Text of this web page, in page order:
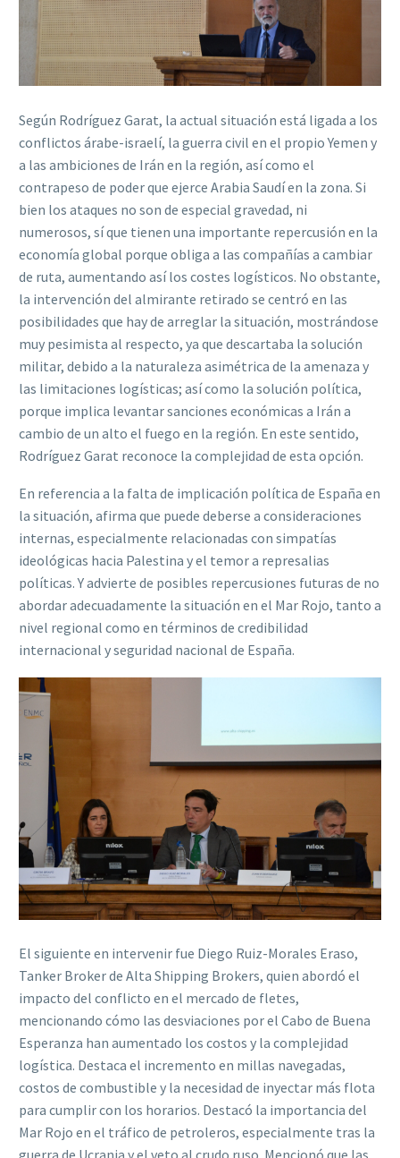
Según Rodríguez Garat, la actual situación está ligada a los
conflictos árabe-israelí, la guerra civil en el propio Yemen y
a las ambiciones de Irán en la región, así como el
contrapeso de poder que ejerce Arabia Saudí en la zona. Si
bien los ataques no son de especial gravedad, ni
numerosos, sí que tienen una importante repercusión en la
economía global porque obliga a las compañías a cambiar
de ruta, aumentando así los costes logísticos. No obstante,
la intervención del almirante retirado se centró en las
posibilidades que hay de arreglar la situación, mostrándose
muy pesimista al respecto, ya que descartaba la solución
militar, debido a la naturaleza asimétrica de la amenaza y
las limitaciones logísticas; así como la solución política,
porque implica levantar sanciones económicas a Irán a
cambio de un alto el fuego en la región. En este sentido,
Rodríguez Garat reconoce la complejidad de esta opción.
En referencia a la falta de implicación política de España en
la situación, afirma que puede deberse a consideraciones
internas, especialmente relacionadas con simpatías
ideológicas hacia Palestina y el temor a represalias
políticas. Y advierte de posibles repercusiones futuras de no
abordar adecuadamente la situación en el Mar Rojo, tanto a
nivel regional como en términos de credibilidad
internacional y seguridad nacional de España.
El siguiente en intervenir fue Diego Ruiz-Morales Eraso,
Tanker Broker de Alta Shipping Brokers, quien abordó el
impacto del conflicto en el mercado de fletes,
mencionando cómo las desviaciones por el Cabo de Buena
Esperanza han aumentado los costos y la complejidad
logística. Destaca el incremento en millas navegadas,
costos de combustible y la necesidad de inyectar más flota
para cumplir con los horarios. Destacó la importancia del
Mar Rojo en el tráfico de petroleros, especialmente tras la